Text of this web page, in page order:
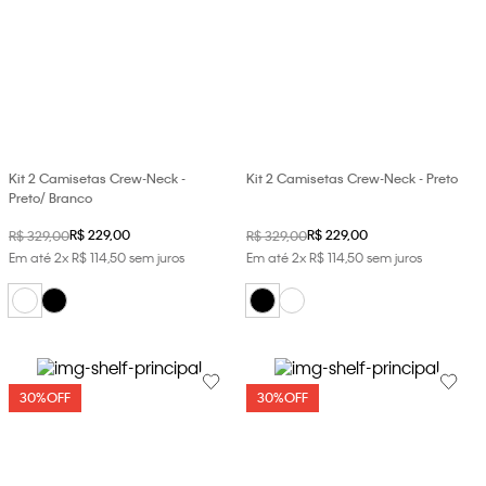
Kit 2 Camisetas Crew-Neck -
Preto/ Branco
R$329,00R$229,00
Em até2xR$11450sem juros
Kit 2 Camisetas Crew-Neck - Preto
R$329,00R$229,00
Em até2xR$11450sem juros
30%OFF 30%OFF